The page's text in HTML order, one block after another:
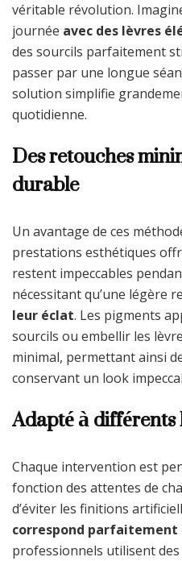
véritable révolution.
journée avec des lèvres
des sourcils parfaitement
passer par une longue
solution simplifie
quotidienne.
Des retouches
durable
Un avantage de ces
prestations esthétiques
restent impeccables
nécessitant qu’une légère
leur éclat. Les pigments
sourcils ou embellir les
minimal, permettant ainsi
conservant un look
Adapté à
Chaque intervention est
fonction des attentes de
d’éviter les finitions
correspond parfaitement
professionnels utilisent